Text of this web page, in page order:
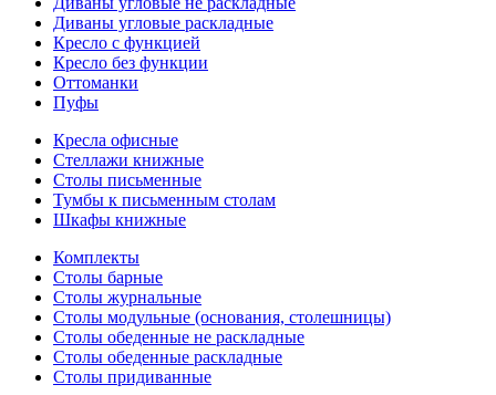
Диваны угловые раскладные
Кресло с функцией
Кресло без функции
Оттоманки
Пуфы
Кресла офисные
Стеллажи книжные
Столы письменные
Тумбы к письменным столам
Шкафы книжные
Комплекты
Столы барные
Столы журнальные
Столы модульные (основания, столешницы)
Столы обеденные не раскладные
Столы обеденные раскладные
Столы придиванные